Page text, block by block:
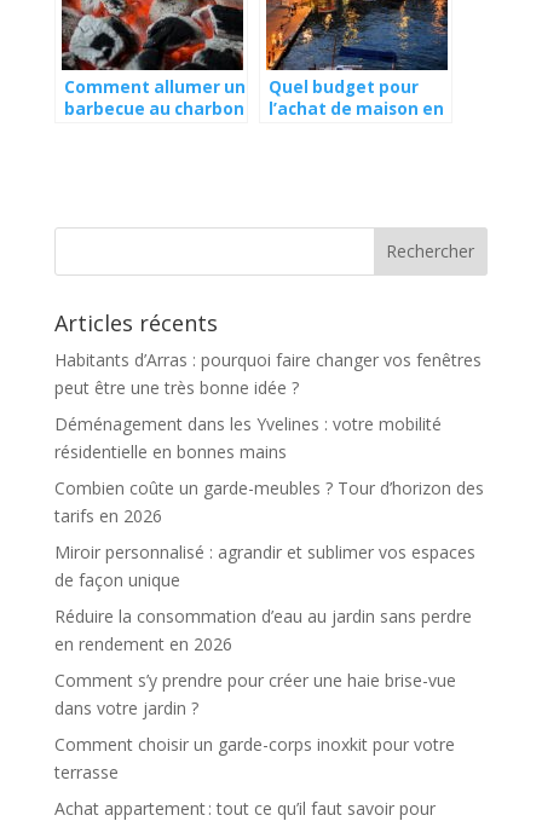
Comment allumer un
barbecue au charbon
Quel budget pour
l’achat de maison en
Articles récents
Habitants d’Arras : pourquoi faire changer vos fenêtres
peut être une très bonne idée ?
Déménagement dans les Yvelines : votre mobilité
résidentielle en bonnes mains
Combien coûte un garde-meubles ? Tour d’horizon des
tarifs en 2026
Miroir personnalisé : agrandir et sublimer vos espaces
de façon unique
Réduire la consommation d’eau au jardin sans perdre
en rendement en 2026
Comment s’y prendre pour créer une haie brise-vue
dans votre jardin ?
Comment choisir un garde-corps inoxkit pour votre
terrasse
Achat appartement : tout ce qu’il faut savoir pour